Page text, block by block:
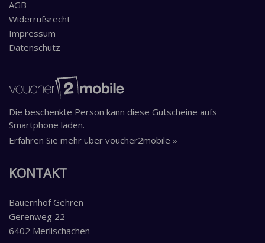
AGB
Widerrufsrecht
Impressum
Datenschutz
Die beschenkte Person kann diese Gutscheine aufs
Smartphone laden.
Erfahren Sie mehr über voucher2mobile »
KONTAKT
Bauernhof Gehren
Gerenweg 22
6402 Merlischachen